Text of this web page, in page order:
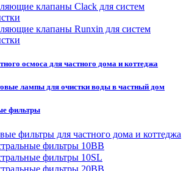
клапаны Clack для систем
клапаны Runxin для систем
осмоса для частного дома и коттеджа
лампы для очистки воды в частный дом
фильтры
фильтры для частного дома и коттеджа
фильтры 10BB
фильтры 10SL